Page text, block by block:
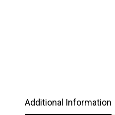
Additional Information